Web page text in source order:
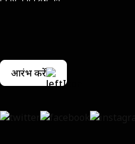
आरंभ करें